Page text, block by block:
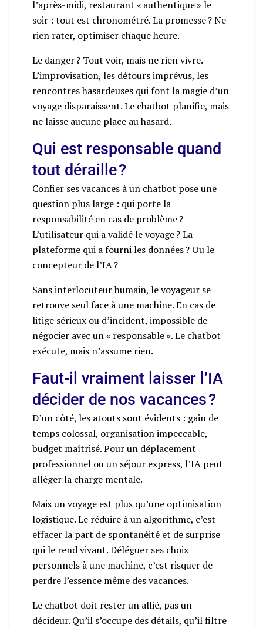
l’après-midi, restaurant « authentique » le
soir : tout est chronométré. La promesse ? Ne
rien rater, optimiser chaque heure.
Le danger ? Tout voir, mais ne rien vivre.
L’improvisation, les détours imprévus, les
rencontres hasardeuses qui font la magie d’un
voyage disparaissent. Le chatbot planifie, mais
ne laisse aucune place au hasard.
Qui est responsable quand
tout déraille ?
Confier ses vacances à un chatbot pose une
question plus large : qui porte la
responsabilité en cas de problème ?
L’utilisateur qui a validé le voyage ? La
plateforme qui a fourni les données ? Ou le
concepteur de l’IA ?
Sans interlocuteur humain, le voyageur se
retrouve seul face à une machine. En cas de
litige sérieux ou d’incident, impossible de
négocier avec un « responsable ». Le chatbot
exécute, mais n’assume rien.
Faut-il vraiment laisser l’IA
décider de nos vacances ?
D’un côté, les atouts sont évidents : gain de
temps colossal, organisation impeccable,
budget maîtrisé. Pour un déplacement
professionnel ou un séjour express, l’IA peut
alléger la charge mentale.
Mais un voyage est plus qu’une optimisation
logistique. Le réduire à un algorithme, c’est
effacer la part de spontanéité et de surprise
qui le rend vivant. Déléguer ses choix
personnels à une machine, c’est risquer de
perdre l’essence même des vacances.
Le chatbot doit rester un allié, pas un
décideur. Qu’il s’occupe des détails, qu’il filtre